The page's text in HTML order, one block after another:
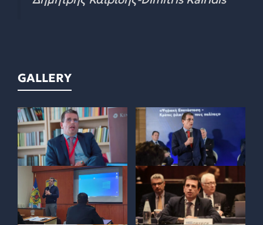
GALLERY